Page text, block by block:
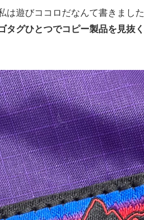
遊びココロだなんて書きました
タグひとつでコピー製品を見抜